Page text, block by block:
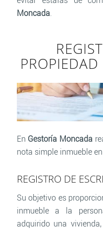
Moncada.
PROPIEDAD
En Gestoría Moncada
nota simple inmueble en
REGISTRO DE
Su objetivo es
inmueble a la
adquirido una vivienda,